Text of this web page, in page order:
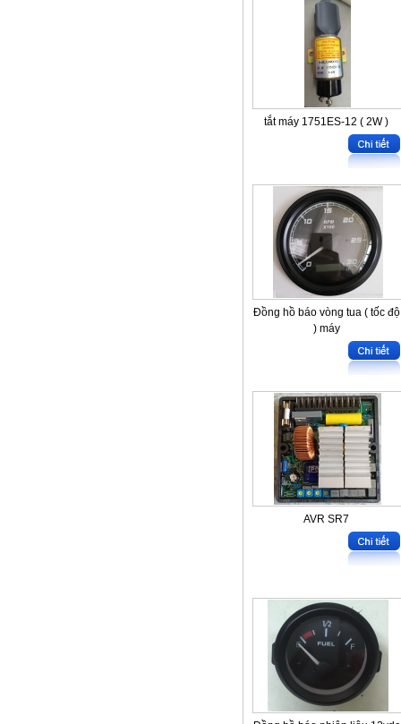
tắt máy 1751ES-12 ( 2W )
Đồng hồ báo vòng tua ( tốc độ
) máy
AVR SR7